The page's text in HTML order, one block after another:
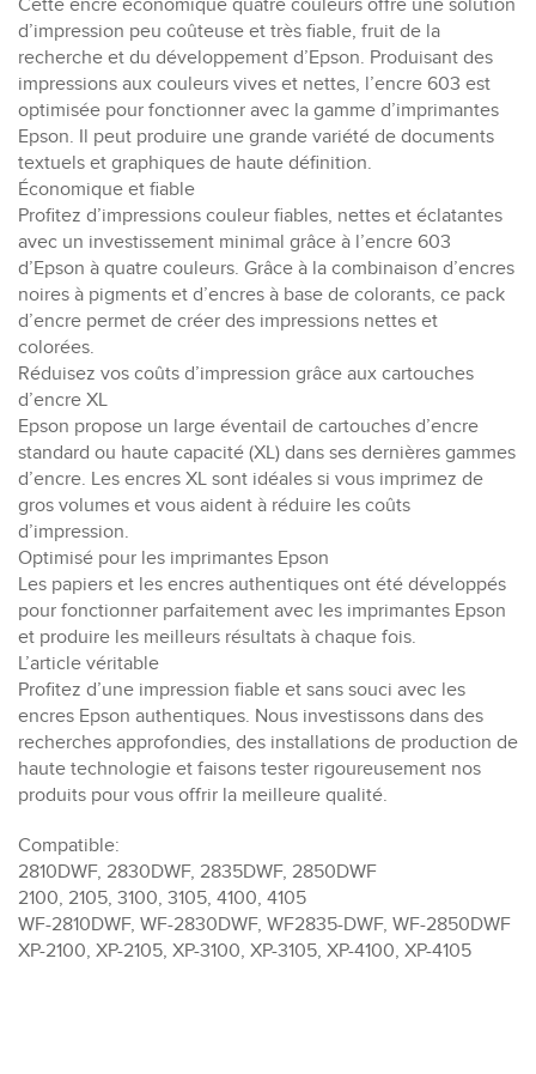
d’impression peu coûteuse et très fiable, fruit de la
recherche et du développement d’Epson. Produisant des
impressions aux couleurs vives et nettes, l’encre 603 est
optimisée pour fonctionner avec la gamme d’imprimantes
Epson. Il peut produire une grande variété de documents
textuels et graphiques de haute définition.
Économique et fiable
Profitez d’impressions couleur fiables, nettes et éclatantes
avec un investissement minimal grâce à l’encre 603
d’Epson à quatre couleurs. Grâce à la combinaison d’encres
noires à pigments et d’encres à base de colorants, ce pack
d’encre permet de créer des impressions nettes et
colorées.
Réduisez vos coûts d’impression grâce aux cartouches
d’encre XL
Epson propose un large éventail de cartouches d’encre
standard ou haute capacité (XL) dans ses dernières gammes
d’encre. Les encres XL sont idéales si vous imprimez de
gros volumes et vous aident à réduire les coûts
d’impression.
Optimisé pour les imprimantes Epson
Les papiers et les encres authentiques ont été développés
pour fonctionner parfaitement avec les imprimantes Epson
et produire les meilleurs résultats à chaque fois.
L’article véritable
Profitez d’une impression fiable et sans souci avec les
encres Epson authentiques. Nous investissons dans des
recherches approfondies, des installations de production de
haute technologie et faisons tester rigoureusement nos
produits pour vous offrir la meilleure qualité.
Compatible:
2810DWF, 2830DWF, 2835DWF, 2850DWF
2100, 2105, 3100, 3105, 4100, 4105
WF-2810DWF, WF-2830DWF, WF2835-DWF, WF-2850DWF
XP-2100, XP-2105, XP-3100, XP-3105, XP-4100, XP-4105